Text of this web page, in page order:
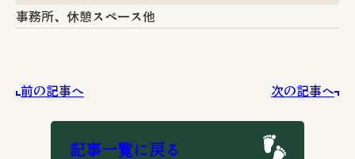
事務所、休憩スペース他
前の記事へ
記事一覧に戻る
次の記事へ